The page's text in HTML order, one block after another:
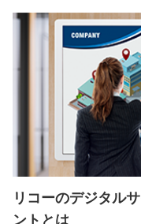
リコーのデジタル
ントとは